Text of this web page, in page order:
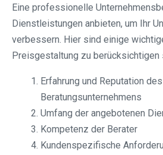
Eine professionelle
Dienstleistungen anbieten, um Ihr
verbessern. Hier sind einige
Preisgestaltung zu berücksichtigen
Erfahrung und Reputation des
Beratungsunternehmens
Umfang der angebotenen
Kompetenz der Berater
Kundenspezifische